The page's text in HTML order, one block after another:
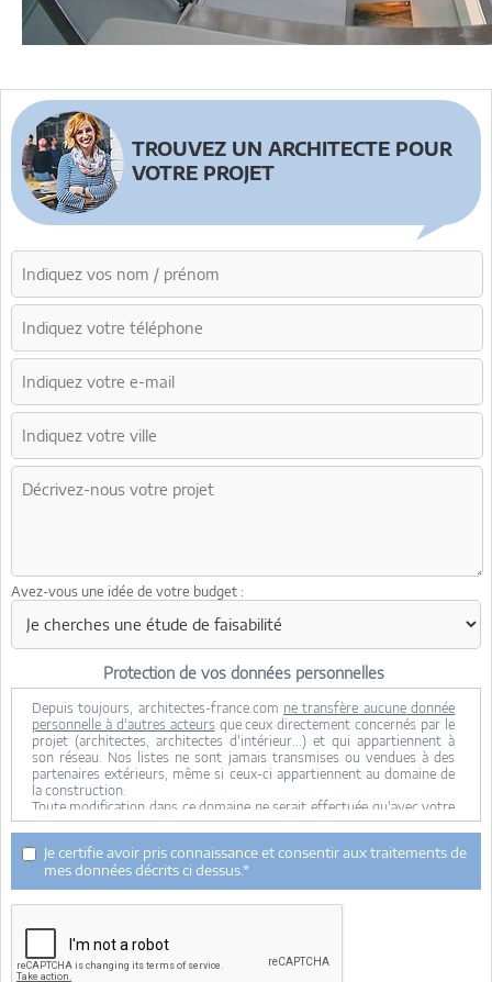
TROUVEZ UN ARCHITECTE POUR
VOTRE PROJET
Avez-vous une idée de votre budget :
Protection de vos données personnelles
Depuis toujours, architectes-france.com ne transfère aucune donnée
personnelle à d'autres acteurs que ceux directement concernés par le
projet (architectes, architectes d'intérieur...) et qui appartiennent à
son réseau. Nos listes ne sont jamais transmises ou vendues à des
partenaires extérieurs, même si ceux-ci appartiennent au domaine de
la construction.
Toute modification dans ce domaine ne serait effectuée qu'avec votre
consentement.
Je consens à ce que mes données personnelles soient collectées pour
permettre à architectes-france de transférer votre projet aux
architectes. Seul Architectes-france, ses équipes internes et la
maitrise d'oeuvre concernée par le projet y ont accès. Aucune
transmission de données à des tiers à l'exclusion de ceux décrits ci
dessus n'est réalisée.
Mes données téléphoniques seront uniquement utilisées par
Architectes-france.com et les architectes de notre réseau dans le
Je certifie avoir pris connaissance et consentir aux traitements de
mes données décrits ci dessus.*